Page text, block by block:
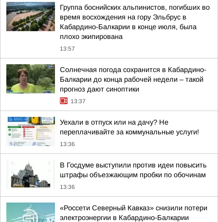
Группа боснийских альпинистов, погибших во
время восхождения на гору Эльбрус в
Кабардино-Балкарии в конце июля, была
плохо экипирована
13:57
Солнечная погода сохранится в Кабардино-
Балкарии до конца рабочей недели – такой
прогноз дают синоптики
13:37
Уехали в отпуск или на дачу? Не
переплачивайте за коммунальные услуги!
13:36
В Госдуме выступили против идеи повысить
штрафы объезжающим пробки по обочинам
13:36
«Россети Северный Кавказ» снизили потери
электроэнергии в Кабардино-Балкарии